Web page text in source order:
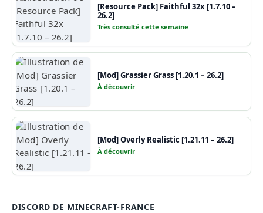
[Resource Pack] Faithful 32x [1.7.10 –
26.2]
Très consulté cette semaine
[Mod] Grassier Grass [1.20.1 – 26.2]
À découvrir
[Mod] Overly Realistic [1.21.11 – 26.2]
À découvrir
DISCORD DE MINECRAFT-FRANCE